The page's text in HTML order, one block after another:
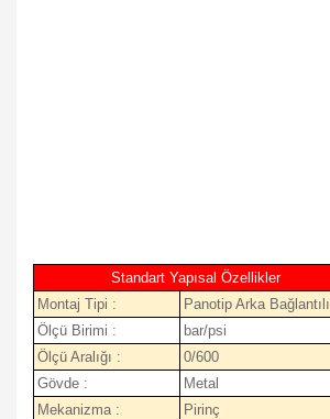
Standart Yapısal Özellikler
Montaj Tipi :
Panotip Arka Bağlantılı
Ölçü Birimi :
bar/psi
Ölçü Aralığı :
0/600
Gövde :
Metal
Mekanizma :
Pirinç